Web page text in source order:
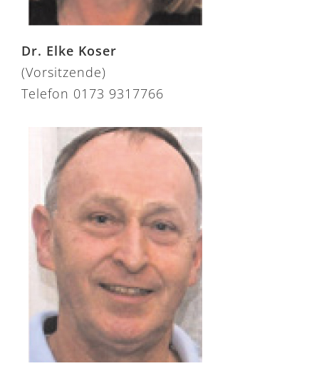
Dr. Elke Koser
(Vorsitzende)
Telefon 0173 9317766